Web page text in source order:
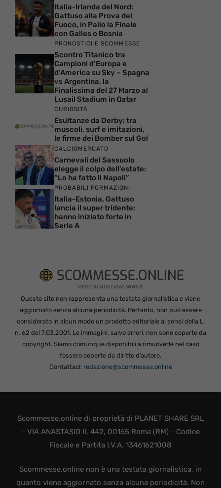
Italia-Irlanda del Nord:
Gattuso alla Prova del
Fuoco, in Palio la Finale
con Galles o Bosnia
PRONOSTICI E SCOMMESSE
Scontro Titanico tra
Campioni d’Europa e
d’America su Sky – Spagna
vs Argentina, la
Finalissima del 27 Marzo al
Lusail Stadium in Qatar
CURIOSITÀ
Esultanze da Derby: tra
muscoli, surf e imitazioni,
le firme dei Bomber sul Gol
CALCIOMERCATO
Carnevali del Sassuolo
elegge il colpo dell’estate:
“Lo ha fatto il Napoli”
PROBABILI FORMAZIONI
Italia-Estonia, Gattuso
lancia il super tridente:
hanno iniziato forte in
Serie A
Questo sito non rappresenta una testata giornalistica e viene
aggiornato senza alcuna periodicità. Pertanto, non può essere
considerato in alcun modo un prodotto editoriale ai sensi della L.
n. 62 del 7.03.2001. Le immagini, salvo errori, non sono coperte da
copyright. Siamo comunque disponibili a rimuoverle nel caso
fossero coperte da diritto d’autore.
Contattaci: redazione@scommesse.online
Scommesse.online di proprietà di PLANET SHARE SRL
- VIA ANASTASIO II, 442, 00165 Roma (RM) - Codice
Fiscale e Partita I.V.A. 13461621008
Scommesse.online non è una testata giornalistica, in
quanto viene aggiornato senza alcuna periodicità. Non